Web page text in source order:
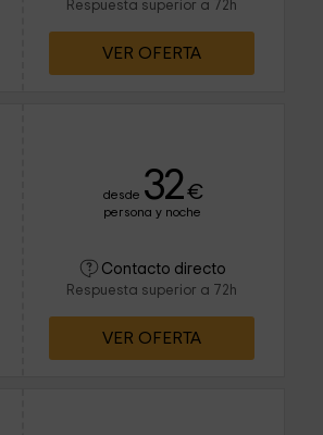
Respuesta superior a 72h
VER OFERTA
desde 32€
persona y noche
Contacto directo
Respuesta superior a 72h
VER OFERTA